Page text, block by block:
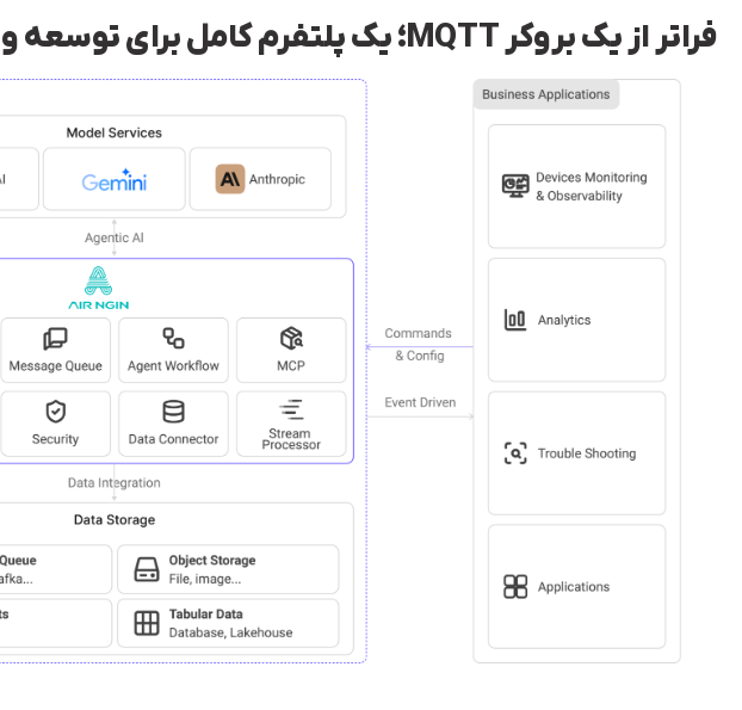
فراتر از یک بروکر MQTT؛ یک پلتفرم کامل برای توسعه و مقیاس‌پذیری اینترنت اشیا